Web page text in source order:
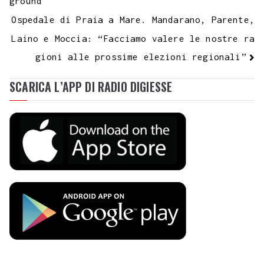
Ospedale di Praia a Mare. Mandarano, Parente,
Laino e Moccia: “Facciamo valere le nostre ra
gioni alle prossime elezioni regionali”
SCARICA L’APP DI RADIO DIGIESSE